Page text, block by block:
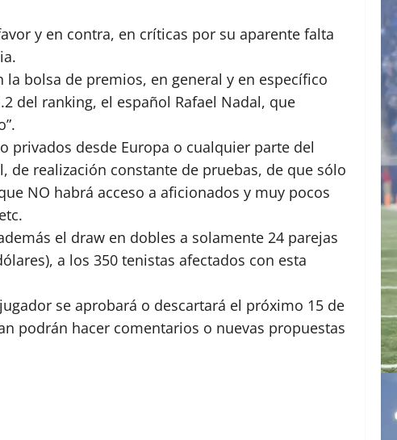
y en contra, en críticas por su aparente falta
bolsa de premios, en general y en específico
del ranking, el español Rafael Nadal, que
privados desde Europa o cualquier parte del
realización constante de pruebas, de que sólo
NO habrá acceso a aficionados y muy pocos
el draw en dobles a solamente 24 parejas
a los 350 tenistas afectados con esta
se aprobará o descartará el próximo 15 de
podrán hacer comentarios o nuevas propuestas